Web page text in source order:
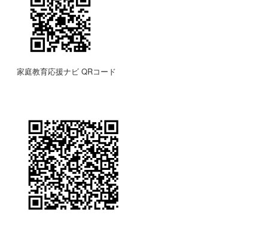
家庭教育応援ナビ QRコード